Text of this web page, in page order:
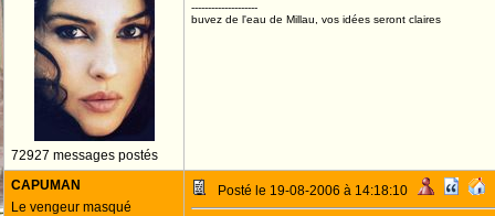
72927 messages postés
--------------------
buvez de l'eau de Millau, vos idées seront claires
CAPUMAN
Le vengeur masqué
Posté le 19-08-2006 à 14:18:10